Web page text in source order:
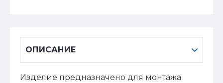
ОПИСАНИЕ
Изделие предназначено для монтажа